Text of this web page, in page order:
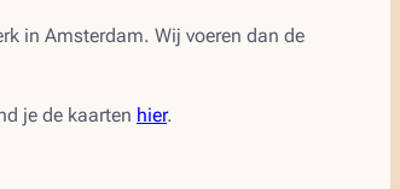
in Amsterdam. Wij voeren dan de
je de kaarten hier.